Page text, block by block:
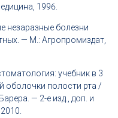
1996.
незаразные болезни
— М.: Агропромиздат,
учебник в 3
оболочки полости рта /
— 2-е изд., доп. и